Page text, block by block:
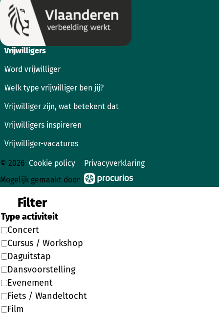
Vrijwilligers
Word vrijwilliger
Welk type vrijwilliger ben jij?
Vrijwilliger zijn, wat betekent dat
Vrijwilligers inspireren
Vrijwilliger-vacatures
© 2026 Cookie policy
Privacyverklaring
Mogelijk gemaakt door
Filter
Type activiteit
Concert
Cursus / Workshop
Daguitstap
Dansvoorstelling
Evenement
Fiets / Wandeltocht
Film